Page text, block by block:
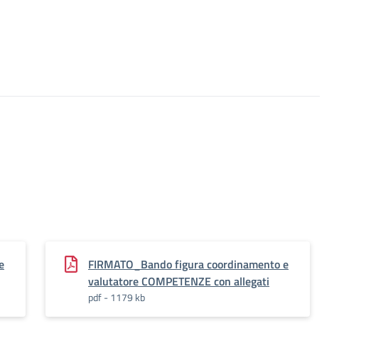
FIRMATO_Bando figura coordinamento e
valutatore COMPETENZE con allegati
pdf - 1179 kb